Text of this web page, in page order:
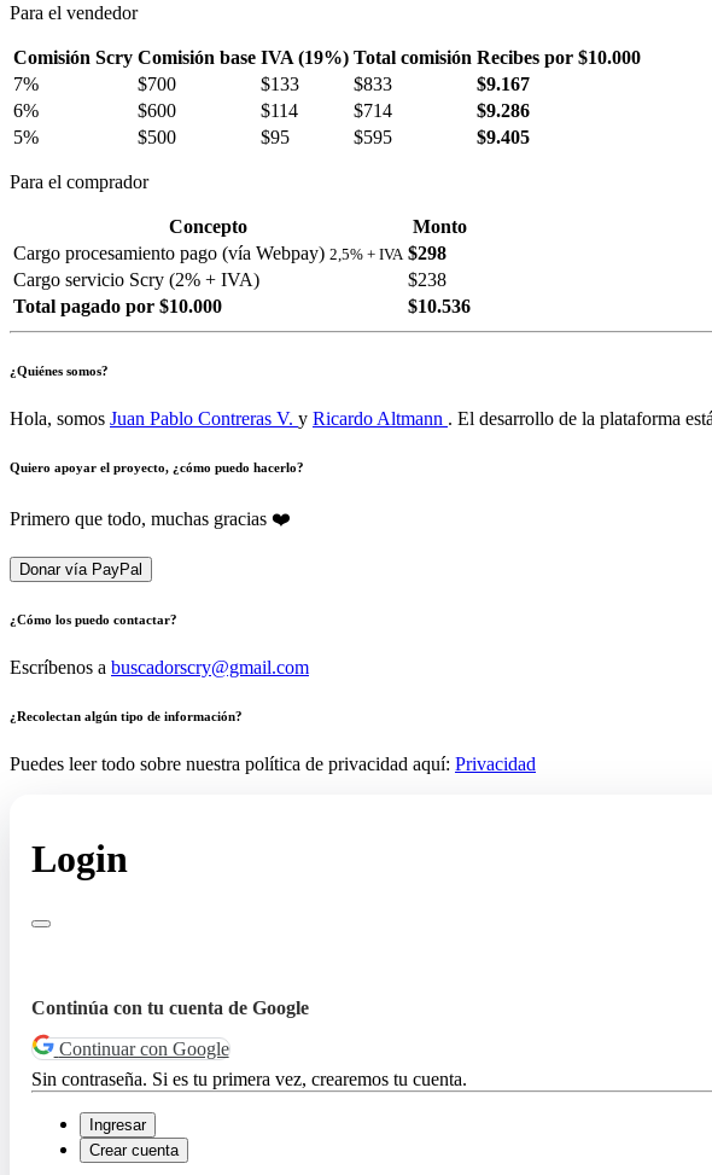
Para el vendedor
Comisión Scry Comisión base IVA (19%) Total comisión Recibes por $10.000
7%
$700 $133 $833
$9.167
6%
$600 $114 $714
$9.286
5%
$500 $95 $595 $9.405
Para el comprador
Concepto
Monto
Cargo procesamiento pago (vía Webpay) 2,5% + IVA $298
Cargo servicio Scry (2% + IVA)
$238
Total pagado por $10.000
$10.536
¿Quiénes somos?
Hola, somos Juan Pablo Contreras V. y Ricardo Altmann . El desarrollo de la plataforma
Quiero apoyar el proyecto, ¿cómo puedo hacerlo?
Primero que todo, muchas gracias ❤️
Donar vía PayPal
¿Cómo los puedo contactar?
Escríbenos a buscadorscry@gmail.com
¿Recolectan algún tipo de información?
Puedes leer todo sobre nuestra política de privacidad aquí: Privacidad
Login
Continúa con tu cuenta de Google
Continuar con Google
Sin contraseña. Si es tu primera vez, crearemos tu cuenta.
Ingresar
Crear cuenta